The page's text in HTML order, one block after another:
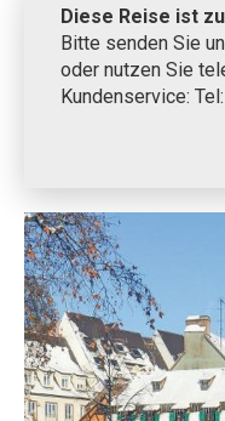
Diese Reise ist
Bitte senden Sie
oder nutzen Sie
Kundenservice: Tel: